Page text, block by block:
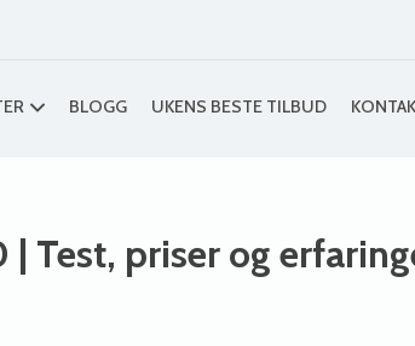
BLOGG UKENS BESTE TILBUD
| Test, priser og